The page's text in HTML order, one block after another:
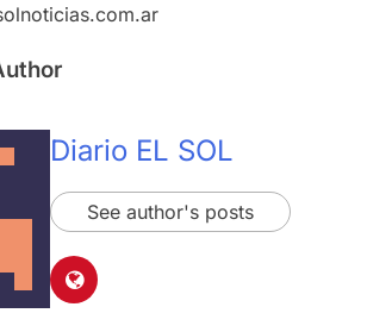
Diario EL SOL
See author's posts